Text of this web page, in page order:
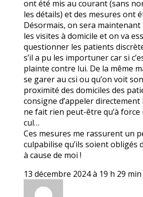
ont été mis au courant (sans
les détails) et des mesures ont
Désormais, on sera
les visites à domicile et on va
questionner les patients
s’il a pu les importuner car si
plainte contre lui. De la même
se garer au csi ou qu’on voit
proximité des domiciles des
consigne d’appeler directement
ne fait rien peut-être qu’à
cul…
Ces mesures me rassurent un
culpabilise qu’ils soient
à cause de moi !
13 décembre 2024 à 19 h 29 min